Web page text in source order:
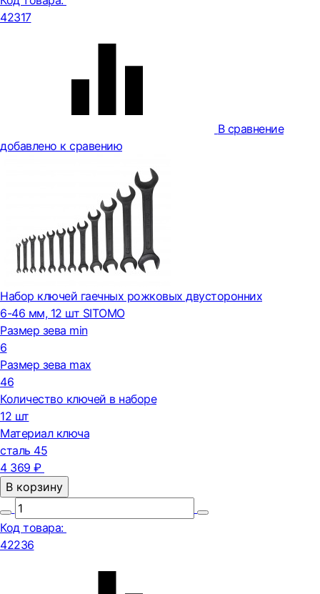
42317
В сравнение
добавлено к сравению
Набор ключей гаечных рожковых двусторонних
6-46 мм, 12 шт SITOMO
Размер зева min
6
Размер зева max
46
Количество ключей в наборе
12 шт
Материал ключа
сталь 45
4 369 ₽
В корзину
Код товара:
42236